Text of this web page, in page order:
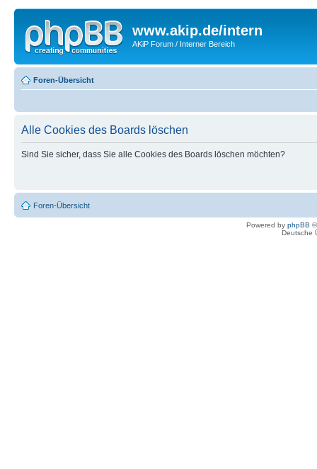
www.akip.de/intern
AKiP Forum / Interner Bereich
Foren-Übersicht
Alle Cookies des Boards löschen
Sind Sie sicher, dass Sie alle Cookies des Boards löschen möchten?
Foren-Übersicht
Powered by phpBB
Deutsche